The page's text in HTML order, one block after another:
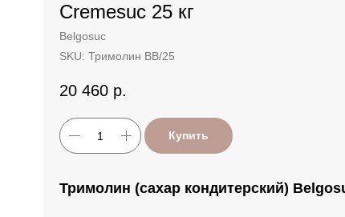
Cremesuc 25 кг
Belgosuc
SKU: Тримолин BB/25
20 460 р.
Купить
Тримолин (сахар кондитерский)